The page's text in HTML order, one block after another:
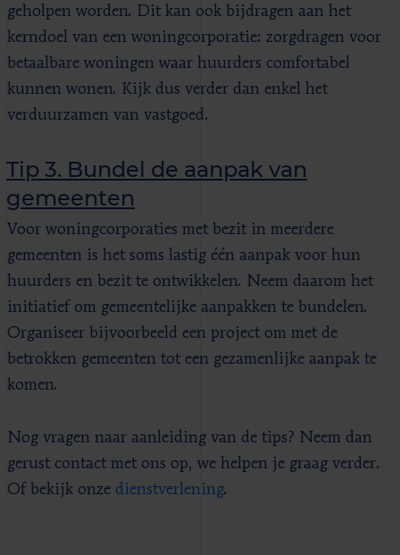
geholpen worden. Dit kan ook bijdragen aan het
kerndoel van een woningcorporatie: zorgdragen voor
betaalbare woningen waar huurders comfortabel
kunnen wonen. Kijk dus verder dan enkel het
verduurzamen van vastgoed.
Tip 3. Bundel de aanpak van
gemeenten
Voor woningcorporaties met bezit in meerdere
gemeenten is het soms lastig één aanpak voor hun
huurders en bezit te ontwikkelen. Neem daarom het
initiatief om gemeentelijke aanpakken te bundelen.
Organiseer bijvoorbeeld een project om met de
betrokken gemeenten tot een gezamenlijke aanpak te
komen.
Nog vragen naar aanleiding van de tips? Neem dan
gerust contact met ons op, we helpen je graag verder.
Of bekijk onze dienstverlening.